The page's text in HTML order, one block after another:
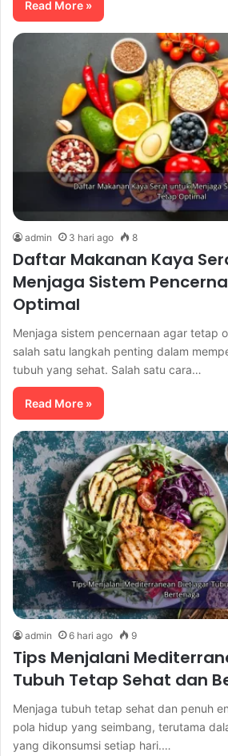
Read More »
admin 3 hari ago 8
Daftar Makanan Kaya
Menjaga Sistem
Optimal
Menjaga sistem pencernaan agar tetap
salah satu langkah penting dalam
tubuh yang sehat. Salah satu cara…
Read More »
admin 6 hari ago 9
Tips Menjalani
Tubuh Tetap Sehat dan
Menjaga tubuh tetap sehat dan penuh
pola hidup yang seimbang, terutama
yang dikonsumsi setiap hari.…